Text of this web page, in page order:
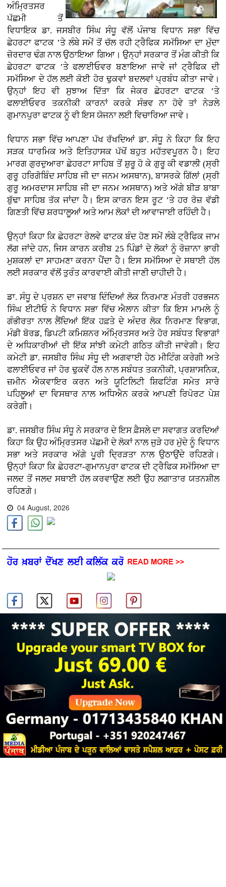
ਅੰਮ੍ਰਿਤਸਰ
ਪੱਛਮੀ ਤੋਂ
ਵਿਧਾਇਕ ਡਾ. ਜਸਬੀਰ ਸਿੰਘ ਸੰਧੂ ਵੱਲੋਂ ਪੰਜਾਬ ਵਿਧਾਨ ਸਭਾ ਵਿੱਚ
ਛੇਹਰਟਾ ਫਾਟਕ ’ਤੇ ਲੰਬੇ ਸਮੇਂ ਤੋਂ ਚੱਲ ਰਹੀ ਟ੍ਰੈਫਿਕ ਸਮੱਸਿਆ ਦਾ ਮੁੱਦਾ
ਜ਼ੋਰਦਾਰ ਢੰਗ ਨਾਲ ਉਠਾਇਆ ਗਿਆ। ਉਨ੍ਹਾਂ ਸਰਕਾਰ ਤੋਂ ਮੰਗ ਕੀਤੀ ਕਿ
ਛੇਹਰਟਾ ਫਾਟਕ ’ਤੇ ਫਲਾਈਓਵਰ ਬਣਾਇਆ ਜਾਵੇ ਜਾਂ ਟ੍ਰੈਫਿਕ ਦੀ
ਸਮੱਸਿਆ ਦੇ ਹੱਲ ਲਈ ਕੋਈ ਹੋਰ ਢੁਕਵਾਂ ਬਦਲਵਾਂ ਪ੍ਰਬੰਧ ਕੀਤਾ ਜਾਵੇ।
ਉਨ੍ਹਾਂ ਇਹ ਵੀ ਸੁਝਾਅ ਦਿੱਤਾ ਕਿ ਜੇਕਰ ਛੇਹਰਟਾ ਫਾਟਕ ’ਤੇ
ਫਲਾਈਓਵਰ ਤਕਨੀਕੀ ਕਾਰਨਾਂ ਕਰਕੇ ਸੰਭਵ ਨਾ ਹੋਵੇ ਤਾਂ ਨੇੜਲੇ
ਗੁਮਾਨਪੁਰਾ ਫਾਟਕ ਨੂੰ ਵੀ ਇਸ ਯੋਜਨਾ ਲਈ ਵਿਚਾਰਿਆ ਜਾਵੇ।
ਵਿਧਾਨ ਸਭਾ ਵਿੱਚ ਆਪਣਾ ਪੱਖ ਰੱਖਦਿਆਂ ਡਾ. ਸੰਧੂ ਨੇ ਕਿਹਾ ਕਿ ਇਹ
ਸੜਕ ਧਾਰਮਿਕ ਅਤੇ ਇਤਿਹਾਸਕ ਪੱਖੋਂ ਬਹੁਤ ਮਹੱਤਵਪੂਰਨ ਹੈ। ਇਹ
ਮਾਰਗ ਗੁਰਦੁਆਰਾ ਛੇਹਰਟਾ ਸਾਹਿਬ ਤੋਂ ਸ਼ੁਰੂ ਹੋ ਕੇ ਗੁਰੂ ਕੀ ਵਡਾਲੀ (ਸ੍ਰੀ
ਗੁਰੂ ਹਰਿਗੋਬਿੰਦ ਸਾਹਿਬ ਜੀ ਦਾ ਜਨਮ ਅਸਥਾਨ), ਬਾਸਰਕੇ ਗਿੱਲਾਂ (ਸ੍ਰੀ
ਗੁਰੂ ਅਮਰਦਾਸ ਸਾਹਿਬ ਜੀ ਦਾ ਜਨਮ ਅਸਥਾਨ) ਅਤੇ ਅੱਗੇ ਬੀੜ ਬਾਬਾ
ਬੁੱਢਾ ਸਾਹਿਬ ਤੱਕ ਜਾਂਦਾ ਹੈ। ਇਸ ਕਾਰਨ ਇਸ ਰੂਟ ’ਤੇ ਹਰ ਰੋਜ਼ ਵੱਡੀ
ਗਿਣਤੀ ਵਿੱਚ ਸ਼ਰਧਾਲੂਆਂ ਅਤੇ ਆਮ ਲੋਕਾਂ ਦੀ ਆਵਾਜਾਈ ਰਹਿੰਦੀ ਹੈ।
ਉਨ੍ਹਾਂ ਕਿਹਾ ਕਿ ਛੇਹਰਟਾ ਰੇਲਵੇ ਫਾਟਕ ਬੰਦ ਹੋਣ ਸਮੇਂ ਲੰਬੇ ਟ੍ਰੈਫਿਕ ਜਾਮ
ਲੱਗ ਜਾਂਦੇ ਹਨ, ਜਿਸ ਕਾਰਨ ਕਰੀਬ 25 ਪਿੰਡਾਂ ਦੇ ਲੋਕਾਂ ਨੂੰ ਰੋਜ਼ਾਨਾ ਭਾਰੀ
ਮੁਸ਼ਕਲਾਂ ਦਾ ਸਾਹਮਣਾ ਕਰਨਾ ਪੈਂਦਾ ਹੈ। ਇਸ ਸਮੱਸਿਆ ਦੇ ਸਥਾਈ ਹੱਲ
ਲਈ ਸਰਕਾਰ ਵੱਲੋਂ ਤੁਰੰਤ ਕਾਰਵਾਈ ਕੀਤੀ ਜਾਣੀ ਚਾਹੀਦੀ ਹੈ।
ਡਾ. ਸੰਧੂ ਦੇ ਪ੍ਰਸ਼ਨ ਦਾ ਜਵਾਬ ਦਿੰਦਿਆਂ ਲੋਕ ਨਿਰਮਾਣ ਮੰਤਰੀ ਹਰਭਜਨ
ਸਿੰਘ ਈਟੀਓ ਨੇ ਵਿਧਾਨ ਸਭਾ ਵਿੱਚ ਐਲਾਨ ਕੀਤਾ ਕਿ ਇਸ ਮਾਮਲੇ ਨੂੰ
ਗੰਭੀਰਤਾ ਨਾਲ ਲੈਂਦਿਆਂ ਇੱਕ ਹਫ਼ਤੇ ਦੇ ਅੰਦਰ ਲੋਕ ਨਿਰਮਾਣ ਵਿਭਾਗ,
ਮੰਡੀ ਬੋਰਡ, ਡਿਪਟੀ ਕਮਿਸ਼ਨਰ ਅੰਮ੍ਰਿਤਸਰ ਅਤੇ ਹੋਰ ਸਬੰਧਤ ਵਿਭਾਗਾਂ
ਦੇ ਅਧਿਕਾਰੀਆਂ ਦੀ ਇੱਕ ਸਾਂਝੀ ਕਮੇਟੀ ਗਠਿਤ ਕੀਤੀ ਜਾਵੇਗੀ। ਇਹ
ਕਮੇਟੀ ਡਾ. ਜਸਬੀਰ ਸਿੰਘ ਸੰਧੂ ਦੀ ਅਗਵਾਈ ਹੇਠ ਮੀਟਿੰਗ ਕਰੇਗੀ ਅਤੇ
ਫਲਾਈਓਵਰ ਜਾਂ ਹੋਰ ਢੁਕਵੇਂ ਹੱਲ ਨਾਲ ਸਬੰਧਤ ਤਕਨੀਕੀ, ਪ੍ਰਸ਼ਾਸਨਿਕ,
ਜ਼ਮੀਨ ਐਕਵਾਇਰ ਕਰਨ ਅਤੇ ਯੂਟਿਲਿਟੀ ਸ਼ਿਫਟਿੰਗ ਸਮੇਤ ਸਾਰੇ
ਪਹਿਲੂਆਂ ਦਾ ਵਿਸਥਾਰ ਨਾਲ ਅਧਿਐਨ ਕਰਕੇ ਆਪਣੀ ਰਿਪੋਰਟ ਪੇਸ਼
ਕਰੇਗੀ।
ਡਾ. ਜਸਬੀਰ ਸਿੰਘ ਸੰਧੂ ਨੇ ਸਰਕਾਰ ਦੇ ਇਸ ਫ਼ੈਸਲੇ ਦਾ ਸਵਾਗਤ ਕਰਦਿਆਂ
ਕਿਹਾ ਕਿ ਉਹ ਅੰਮ੍ਰਿਤਸਰ ਪੱਛਮੀ ਦੇ ਲੋਕਾਂ ਨਾਲ ਜੁੜੇ ਹਰ ਮੁੱਦੇ ਨੂੰ ਵਿਧਾਨ
ਸਭਾ ਅਤੇ ਸਰਕਾਰ ਅੱਗੇ ਪੂਰੀ ਦ੍ਰਿੜਤਾ ਨਾਲ ਉਠਾਉਂਦੇ ਰਹਿਣਗੇ।
ਉਨ੍ਹਾਂ ਕਿਹਾ ਕਿ ਛੇਹਰਟਾ-ਗੁਮਾਨਪੁਰਾ ਫਾਟਕ ਦੀ ਟ੍ਰੈਫਿਕ ਸਮੱਸਿਆ ਦਾ
ਜਲਦ ਤੋਂ ਜਲਦ ਸਥਾਈ ਹੱਲ ਕਰਵਾਉਣ ਲਈ ਉਹ ਲਗਾਤਾਰ ਯਤਨਸ਼ੀਲ
ਰਹਿਣਗੇ।
04 August, 2026